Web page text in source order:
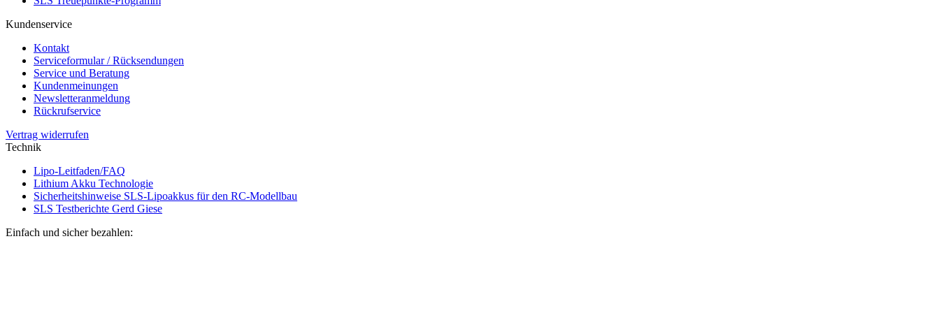
Kundenservice
Kontakt
Serviceformular / Rücksendungen
Service und Beratung
Kundenmeinungen
Newsletteranmeldung
Rückrufservice
Vertrag widerrufen
Technik
Lipo-Leitfaden/FAQ
Lithium Akku Technologie
Sicherheitshinweise SLS-Lipoakkus für den RC-Modellbau
SLS Testberichte Gerd Giese
Einfach und sicher bezahlen: